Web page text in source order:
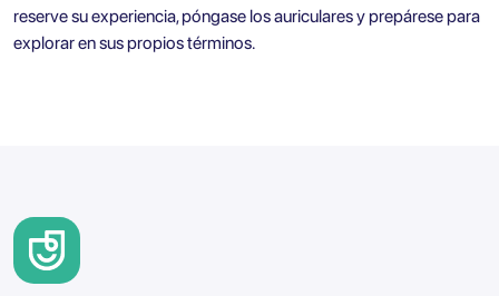
reserve su experiencia, póngase los auriculares y prepárese para
explorar en sus propios términos.